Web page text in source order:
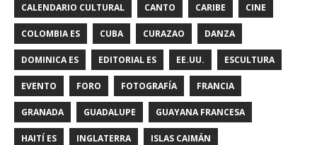
CALENDARIO CULTURAL CANTO CARIBE CINE
COLOMBIA ES CUBA CURAZAO DANZA
DOMINICA ES EDITORIAL ES EE.UU. ESCULTURA
EVENTO FORO FOTOGRAFÍA FRANCIA
GRANADA GUADALUPE GUAYANA FRANCESA
HAITÍ ES INGLATERRA ISLAS CAIMÁN